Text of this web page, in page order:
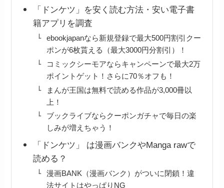
「ドンケツ」を安く読む方法・安い電子書
籍アプリを調査
ebookjapanなら新規登録で最大500円割引クー
ポンが6枚貰える（最大3000円分割引）！
コミックシーモアならキャンペーンで最大2万
ポイントゲット！さらに70％オフも！
まんが王国は無料で読める作品が3,000冊以
上！
ブックライブならクーポンガチャで毎日の楽
しみが増えちゃう！
「ドンケツ」 は漫画バンクやManga rawで
読める？
漫画BANK（漫画バンク）がついに閉鎖！違
法サイトはやっぱりNG